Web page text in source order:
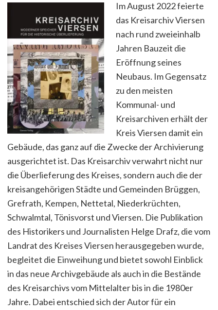
Im August 2022 feierte
das Kreisarchiv Viersen
nach rund zweieinhalb
Jahren Bauzeit die
Eröffnung seines
Neubaus. Im Gegensatz
zu den meisten
Kommunal- und
Kreisarchiven erhält der
Kreis Viersen damit ein
Gebäude, das ganz auf die Zwecke der Archivierung
ausgerichtet ist. Das Kreisarchiv verwahrt nicht nur
die Überlieferung des Kreises, sondern auch die der
kreisangehörigen Städte und Gemeinden Brüggen,
Grefrath, Kempen, Nettetal, Niederkrüchten,
Schwalmtal, Tönisvorst und Viersen. Die Publikation
des Historikers und Journalisten Helge Drafz, die vom
Landrat des Kreises Viersen herausgegeben wurde,
begleitet die Einweihung und bietet sowohl Einblick
in das neue Archivgebäude als auch in die Bestände
des Kreisarchivs vom Mittelalter bis in die 1980er
Jahre. Dabei entschied sich der Autor für ein